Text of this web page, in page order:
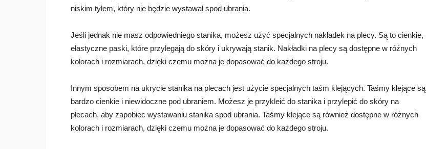
niskim tyłem, który nie będzie wystawał spod ubrania.
Jeśli jednak nie masz odpowiedniego stanika, możesz użyć specjalnych nakładek na plecy. Są to cienkie,
elastyczne paski, które przylegają do skóry i ukrywają stanik. Nakładki na plecy są dostępne w różnych
kolorach i rozmiarach, dzięki czemu można je dopasować do każdego stroju.
Innym sposobem na ukrycie stanika na plecach jest użycie specjalnych taśm klejących. Taśmy klejące są
bardzo cienkie i niewidoczne pod ubraniem. Możesz je przykleić do stanika i przylepić do skóry na
plecach, aby zapobiec wystawaniu stanika spod ubrania. Taśmy klejące są również dostępne w różnych
kolorach i rozmiarach, dzięki czemu można je dopasować do każdego stroju.